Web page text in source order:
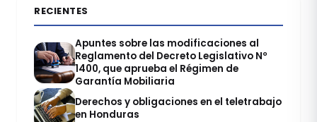
RECIENTES
Apuntes sobre las modificaciones al
Reglamento del Decreto Legislativo Nº
1400, que aprueba el Régimen de
Garantía Mobiliaria
Derechos y obligaciones en el teletrabajo
en Honduras